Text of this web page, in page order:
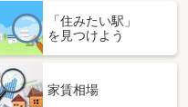
「住みたい駅」
を見つけよう
家賃相場